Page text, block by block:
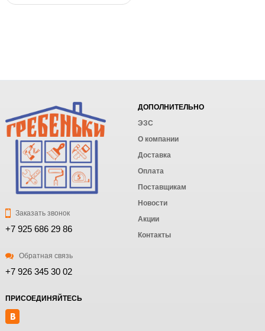
Заказать звонок
+7 925 686 29 86
Обратная связь
+7 926 345 30 02
ДОПОЛНИТЕЛЬНО
ЭЗС
О компании
Доставка
Оплата
Поставщикам
Новости
Акции
Контакты
ПРИСОЕДИНЯЙТЕСЬ